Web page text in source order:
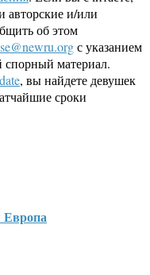
авторские и/или
об этом
с указанием
материал.
, вы найдете девушек
сроки
Европа